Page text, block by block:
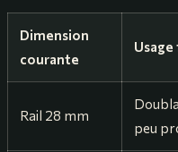
Dimension
courante
Rail 28 mm
peu